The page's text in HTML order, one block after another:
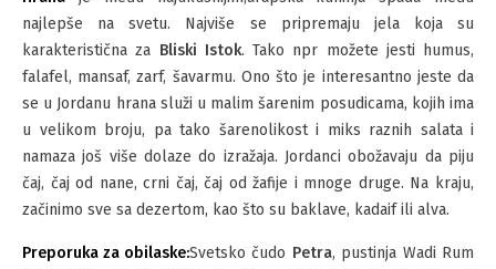
najlepše na svetu. Najviše se pripremaju jela koja su
karakteristična za Bliski Istok. Tako npr možete jesti humus,
falafel, mansaf, zarf, šavarmu. Ono što je interesantno jeste da
se u Jordanu hrana služi u malim šarenim posudicama, kojih ima
u velikom broju, pa tako šarenolikost i miks raznih salata i
namaza još više dolaze do izražaja. Jordanci obožavaju da piju
čaj, čaj od nane, crni čaj, čaj od žafije i mnoge druge. Na kraju,
začinimo sve sa dezertom, kao što su baklave, kadaif ili alva.
Preporuka za obilaske:Svetsko čudo Petra, pustinja Wadi Rum